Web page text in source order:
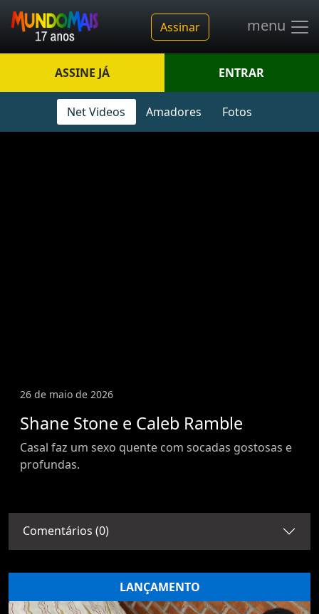
Assinar menu
ASSINE JÁ ENTRAR
Net Videos Amadores Fotos
26 de maio de 2026
Shane Stone e Caleb Ramble
Casal faz um sexo quente com socadas gostosas e
profundas.
Comentários (0)
LANÇAMENTO